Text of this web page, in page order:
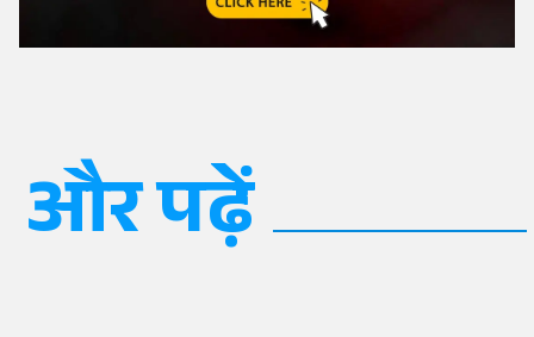
और पढ़ें